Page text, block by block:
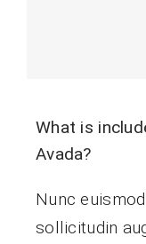
What is
Avada?
Nunc
sollicitudin